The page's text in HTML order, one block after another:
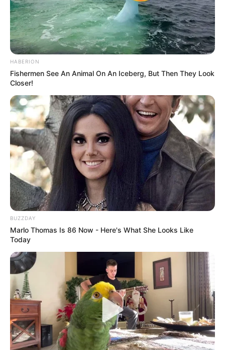
ΣΤΗΡΙΞΤΕ ΤΗΝ ΠΡΟΣΠΑΘΕΙΑ ΜΑΣ.. ΜΗΝ
ΑΦΗΣΕΤΕ ΝΑ ΚΛΕΙΣΕΙ ΑΥΤΟ ΤΟ ΙΣΤΟΛΟΓΙΟ…
ΒΟΗΘΕΙΣΤΕ ΜΑΣ ΚΑΝΟΝΤΑΣ ΜΙΑ
ΔΩΡΕΑ
ΠΑΡΑΚΑΤΩ
(απλά εδώ να τονίσω ότι για να
προχωρήσει η διαδικασία με το DONATE, ΔΕΝ
πρέπει να τσεκάρετε το κουτί που σας ζητάει να
διατηρήσει τα στοιχεία σας)…ΕΑΝ ΚΑΠΟΙΟΙ ΔΕΝ
ΘΕΛΕΤΕ ΝΑ ΔΩΣΕΤΕ ΣΤΟΙΧΕΙΑ ΤΗΣ ΚΑΡΤΑΣ
ΣΑΣ ΣΤΟ ΔΙΑΔΙΚΤΥΟ, Η ΑΠΛΑ ΔΕΝ ΤΑ
ΚΑΤΑΦΕΡΝΕΤΕ ΜΕ ΑΥΤΑ, ΜΠΟΡΕΙΤΕ ΝΑ ΜΟΥ
ΚΑΤΑΘΕΣΕΤΕ ΣΕ ΛΟΓΑΡΙΑΣΜΟ ΣΤΗΝ ΕΘΝΙΚΗ
HABERION
Fishermen See An Animal On An Iceberg, But Then They Look
Closer!
BUZZDAY
Marlo Thomas Is 86 Now - Here's What She Looks Like
Today